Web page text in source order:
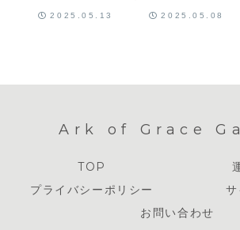
2025.05.13 2025.05.08
Ark of Grace
TOP
プライバシーポリシー
お問い合わせ